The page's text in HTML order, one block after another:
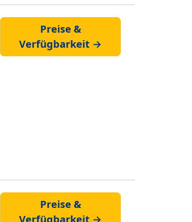
Preise &
Verfügbarkeit →
Preise &
Verfügbarkeit →